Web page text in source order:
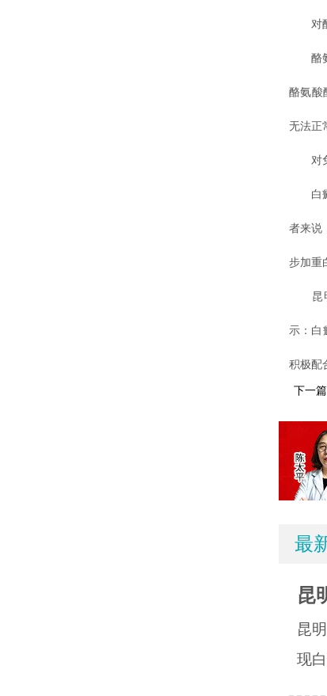
对酪
酪氨
酪氨酸
无法正
对免
白癜
者来说
步加重
昆明
示：白
积极配
下一篇
最
昆
昆
现